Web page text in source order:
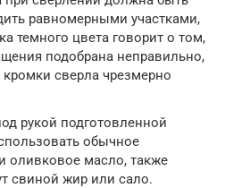
равномерными участками,
темного цвета говорит о том,
подобрана неправильно,
сверла чрезмерно
рукой подготовленной
обычное
оливковое масло, также
свиной жир или сало.